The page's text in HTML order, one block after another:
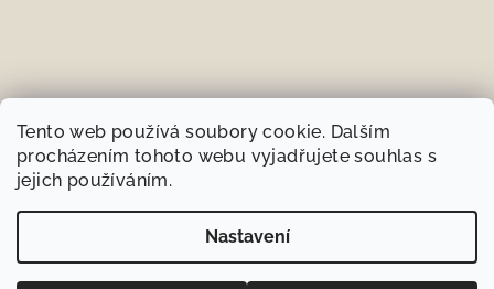
Tento web používá soubory cookie. Dalším
procházením tohoto webu vyjadřujete souhlas s
jejich používáním.
Nastavení
Sledovat na Instagramu